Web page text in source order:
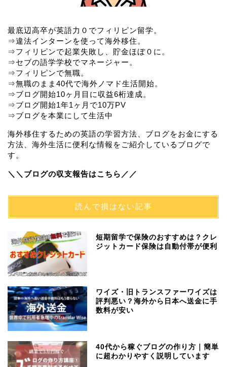
最底辺高卒が英語力０でフィリピン留学。
⇒違法インターンを使って海外移住。
⇒フィリピンで起業失敗し、貯金ほぼ０に。
⇒セブの語学学校でマネージャー。
⇒フィリピンで無職。
⇒無職のまま40代で海外ノマド生活開始。
⇒ブログ開始10ヶ月目に収益6桁達成。
⇒ブログ開始1年1ヶ月で10万PV
⇒ブログを本業にして生活中
海外移住するための英語の学習方法、ブログをお金にする
方法、海外生活に便利な情報をご紹介しているブログで
す。
＼＼ブログの収支報告はこちら／／
読んで損はない記事
短期留学で保険のおすすめは？クレ
ジットカード保険は自動付帯が便利
ワイズ・旧トランスファーワイズは
評判悪い？海外から日本へ送金に手
数料が安い
40代から稼ぐブログの作り方｜簡単
に超わかりやすく説明しています